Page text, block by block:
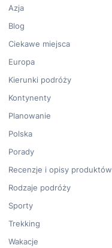
Azja
Blog
Ciekawe miejsca
Europa
Kierunki podróży
Kontynenty
Planowanie
Polska
Porady
Recenzje i opisy produktów
Rodzaje podróży
Sporty
Trekking
Wakacje